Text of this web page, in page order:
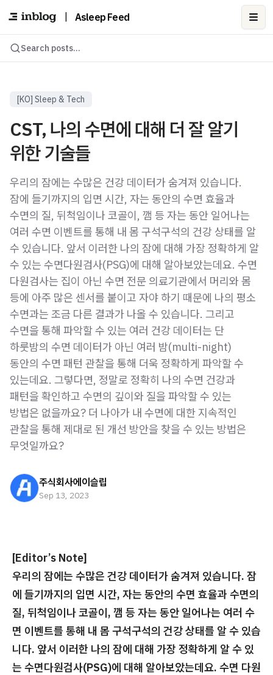
Asleep Feed
Search posts...
[KO] Sleep & Tech
CST, 나의 수면에 대해 더 잘 알기
위한 기술들
우리의 잠에는 수많은 건강 데이터가 숨겨져 있습니다.
잠에 들기까지의 입면 시간, 자는 동안의 수면 효율과
수면의 질, 뒤척임이나 코골이, 깸 등 자는 동안 일어나는
여러 수면 이벤트를 통해 내 몸 구석구석의 건강 상태를 알
수 있습니다. 앞서 이러한 나의 잠에 대해 가장 정확하게 알
수 있는 수면다원검사(PSG)에 대해 알아보았는데요. 수면
다원검사는 집이 아닌 수면 전문 의료기관에서 머리와 몸
등에 아주 많은 센서를 붙이고 자야 하기 때문에 나의 평소
수면과는 조금 다른 결과가 나올 수 있습니다. 그리고
수면을 통해 파악할 수 있는 여러 건강 데이터는 단
하룻밤의 수면 데이터가 아닌 여러 밤(multi-night)
동안의 수면 패턴 관찰을 통해 더욱 정확하게 파악할 수
있는데요. 그렇다면, 정말로 정확히 나의 수면 건강과
패턴을 확인하고 수면의 깊이와 질을 파악할 수 있는
방법은 없을까요? 더 나아가 내 수면에 대한 지속적인
관찰을 통해 제대로 된 개선 방안을 찾을 수 있는 방법은
무엇일까요?
주식회사에이슬립
Sep 13, 2023
[Editor’s Note]
우리의 잠에는 수많은 건강 데이터가 숨겨져 있습니다. 잠
에 들기까지의 입면 시간, 자는 동안의 수면 효율과 수면의
질, 뒤척임이나 코골이, 깸 등 자는 동안 일어나는 여러 수
면 이벤트를 통해 내 몸 구석구석의 건강 상태를 알 수 있습
니다. 앞서 이러한 나의 잠에 대해 가장 정확하게 알 수 있
는 수면다원검사(PSG)에 대해 알아보았는데요. 수면 다원